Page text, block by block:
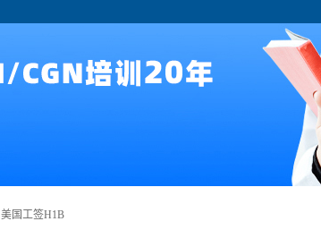
EB3项目
加拿大
在线试听
ISPN（CGN）报
美国RN报考
美国工签H1B